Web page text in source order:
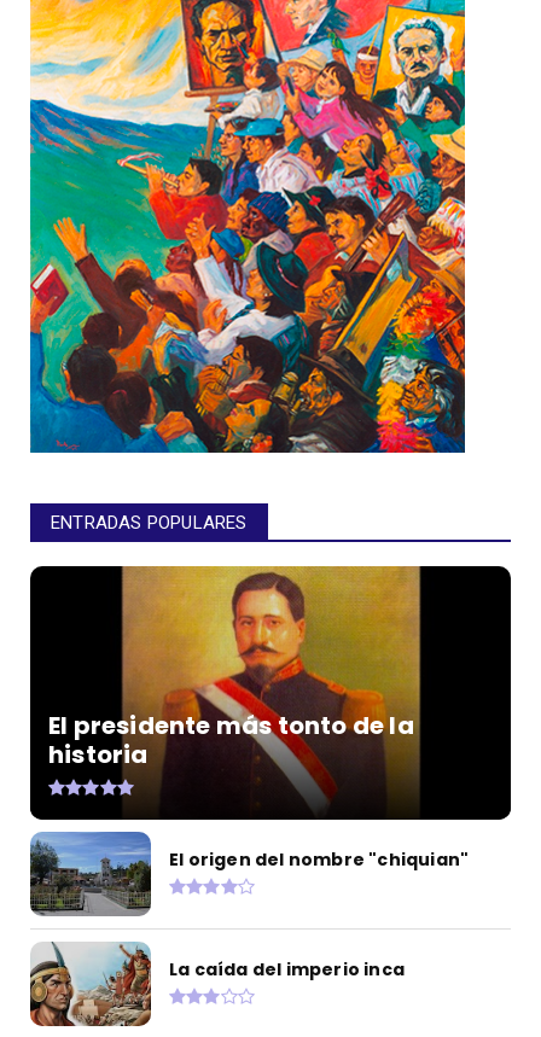
ENTRADAS POPULARES
El presidente más tonto de la
historia
El origen del nombre "chiquian"
La caída del imperio inca